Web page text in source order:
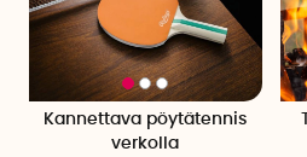
Kannettava pöytätennis
verkolla